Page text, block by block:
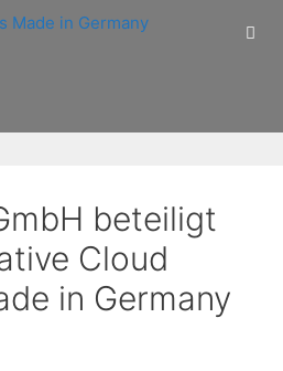
beteiligt
Cloud
in Germany